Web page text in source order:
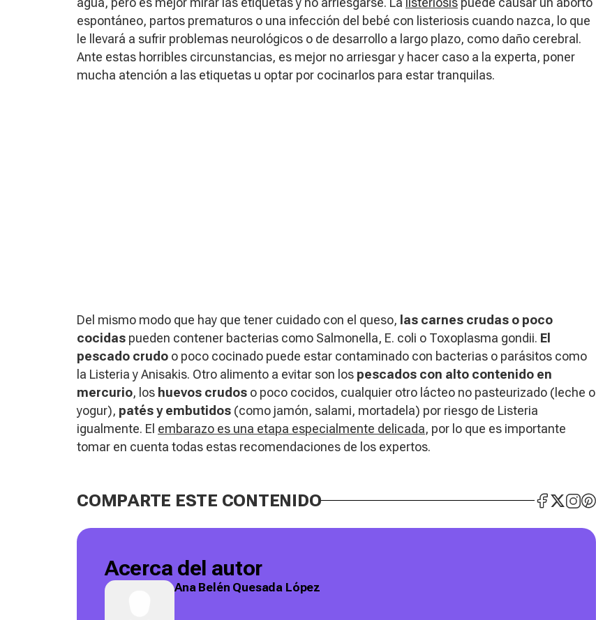
espontáneo, partos prematuros o una infección del bebé con listeriosis cuando nazca, lo que
le llevará a sufrir problemas neurológicos o de desarrollo a largo plazo, como daño cerebral.
Ante estas horribles circunstancias, es mejor no arriesgar y hacer caso a la experta, poner
mucha atención a las etiquetas u optar por cocinarlos para estar tranquilas.
Del mismo modo que hay que tener cuidado con el queso, las carnes crudas o poco
cocidas pueden contener bacterias como Salmonella, E. coli o Toxoplasma gondii. El
pescado crudo o poco cocinado puede estar contaminado con bacterias o parásitos como
la ListeriayAnisakis. Otro alimento a evitar son los pescados con alto contenido en
mercurio, los huevos crudos o poco cocidos, cualquier otro lácteo no pasteurizado (leche o
yogur), patés y embutidos (como jamón, salami, mortadela) por riesgo de Listeria
igualmente. El embarazo es una etapa especialmente delicada, por lo que es importante
tomar en cuenta todas estas recomendaciones de los expertos.
COMPARTE ESTE CONTENIDO
Acerca del autor
Ana Belén Quesada López